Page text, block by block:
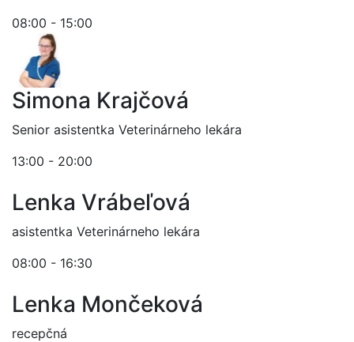
08:00 - 15:00
Simona Krajčová
Senior asistentka Veterinárneho lekára
13:00 - 20:00
Lenka Vrábeľová
asistentka Veterinárneho lekára
08:00 - 16:30
Lenka Mončeková
recepčná